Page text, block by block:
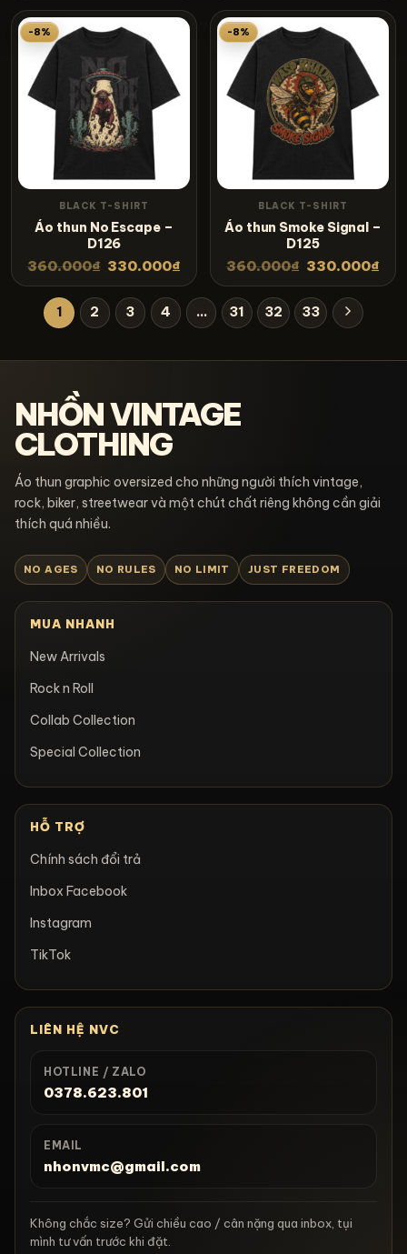
-8%
BLACK T-SHIRT
Áo thun No Escape –
D126
360.000₫ 330.000₫
-8%
BLACK T-SHIRT
Áo thun Smoke Signal –
D125
360.000₫ 330.000₫
1 2 3 4 … 31 32 33
NHỒN VINTAGE
CLOTHING
Áo thun graphic oversized cho những người thích vintage,
rock, biker, streetwear và một chút chất riêng không cần giải
thích quá nhiều.
NO AGES NO RULES NO LIMIT JUST FREEDOM
MUA NHANH
New Arrivals
Rock n Roll
Collab Collection
Special Collection
HỖ TRỢ
Chính sách đổi trả
Inbox Facebook
Instagram
TikTok
LIÊN HỆ NVC
HOTLINE / ZALO
0378.623.801
EMAIL
nhonvmc@gmail.com
Không chắc size? Gửi chiều cao / cân nặng qua inbox, tụi
mình tư vấn trước khi đặt.